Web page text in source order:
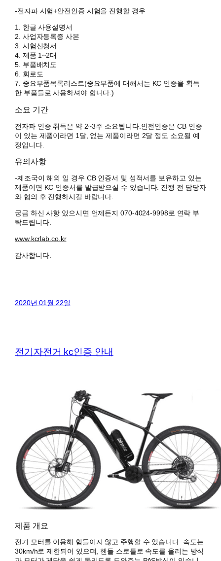
-전자파 시험+안전인증 시험을 진행할 경우
1. 한글 사용설명서
2. 사업자등록증 사본
3. 시험신청서
4. 제품 1~2대
5. 부품배치도
6. 회로도
7. 중요부품목록리스트(중요부품에 대해서는 KC 인증을 획득
한 부품들로 사용하셔야 합니다.)
소요 기간
전자파 인증 취득은 약 2~3주 소요됩니다.안전인증은 CB 인증
이 있는 제품이라면 1달, 없는 제품이라면 2달 정도 소요될 예
정입니다.
유의사항
-제조국이 해외 일 경우 CB 인증서 및 성적서를 보유하고 있는
제품이면 KC 인증서를 발급받으실 수 있습니다. 진행 전 담당자
와 협의 후 진행하시길 바랍니다.
궁금 하신 사항 있으시면 언제든지 070-4024-9998로 연락 부
탁드립니다.
www.kcrlab.co.kr
감사합니다.
2020년 01월 22일
전기자전거 kc인증 안내
제품 개요
전기 모터를 이용해 힘들이지 않고 주행할 수 있습니다. 속도는
30km/h로 제한되어 있으며, 핸들 스로틀로 속도를 올리는 방식